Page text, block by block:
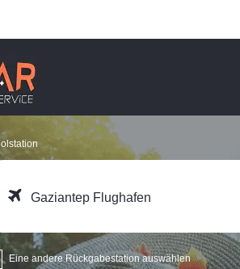
Gaziantep Flughafen
Eine andere Rückgabestation auswählen